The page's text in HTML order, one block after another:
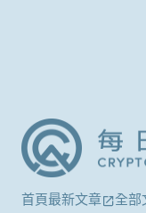
首頁最新文章 全部